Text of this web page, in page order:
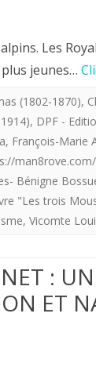
Les
jeunes…
(1802-1870),
, DPF -
, François-Marie
Bénigne
"Les trois
, Vicomte
:
ET